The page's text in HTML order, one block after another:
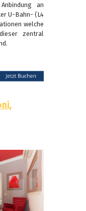
an
U-Bahn- (L4
welche
zentral